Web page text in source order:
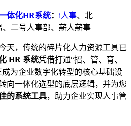
体化HR系统： i人事、北
二号人事部、薪人薪事
天，传统的碎片化人力资源工具已
HR 系统凭借打通“招、管、育、
为企业数字化转型的核心基础设
向一体化选型的底层逻辑，并为您
的系统工具，助力企业实现人事管